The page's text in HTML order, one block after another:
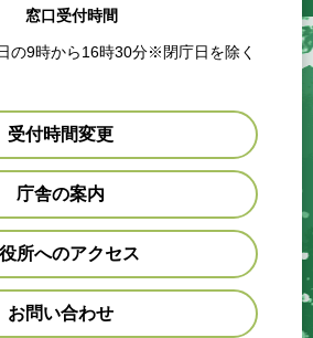
窓口受付時間
の9時から16時30分※閉庁日を除く
受付時間変更
庁舎の案内
所へのアクセス
お問い合わせ